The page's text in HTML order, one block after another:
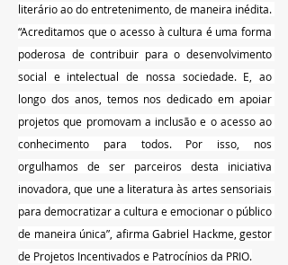
literário ao do entretenimento, de maneira inédita.
“Acreditamos que o acesso à cultura é uma forma
poderosa de contribuir para o desenvolvimento
social e intelectual de nossa sociedade. E, ao
longo dos anos, temos nos dedicado em apoiar
projetos que promovam a inclusão e o acesso ao
conhecimento para todos. Por isso, nos
orgulhamos de ser parceiros desta iniciativa
inovadora, que une a literatura às artes sensoriais
para democratizar a cultura e emocionar o público
de maneira única”, afirma Gabriel Hackme, gestor
de Projetos Incentivados e Patrocínios da PRIO.